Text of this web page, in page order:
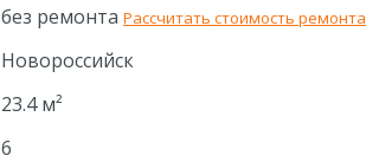
без ремонта Рассчитать стоимость ремонта
Новороссийск
23.4 м²
6